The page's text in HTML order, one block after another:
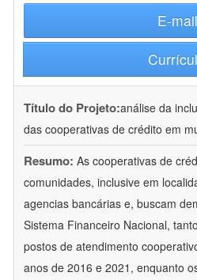
E-mail
Título do Projeto:análise da
das cooperativas de crédito em
Resumo: As cooperativas de
comunidades, inclusive em
agencias bancárias e, buscam
Sistema Financeiro Nacional,
postos de atendimento
anos de 2016 e 2021, enquanto